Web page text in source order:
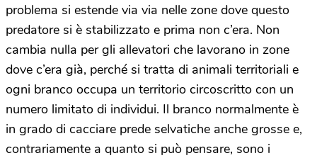
problema si estende via via nelle zone dove questo
predatore si è stabilizzato e prima non c’era. Non
cambia nulla per gli allevatori che lavorano in zone
dove c’era già, perché si tratta di animali territoriali e
ogni branco occupa un territorio circoscritto con un
numero limitato di individui. Il branco normalmente è
in grado di cacciare prede selvatiche anche grosse e,
contrariamente a quanto si può pensare, sono i